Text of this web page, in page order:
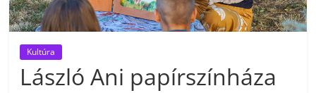
Kultúra
László Ani papírszínháza